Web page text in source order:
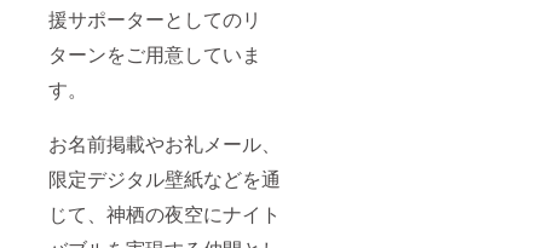
援サポーターとしてのリ
ターンをご用意していま
す。
お名前掲載やお礼メール、
限定デジタル壁紙などを通
じて、神栖の夜空にナイト